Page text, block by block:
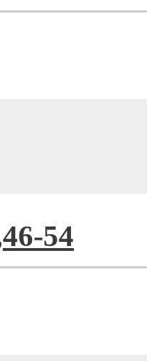
54